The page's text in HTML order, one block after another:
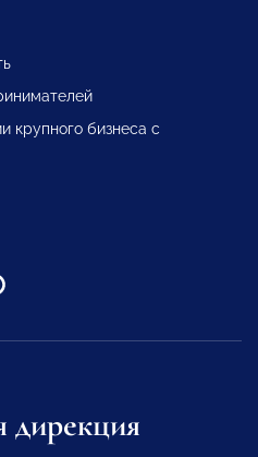
крупного бизнеса с
дирекция